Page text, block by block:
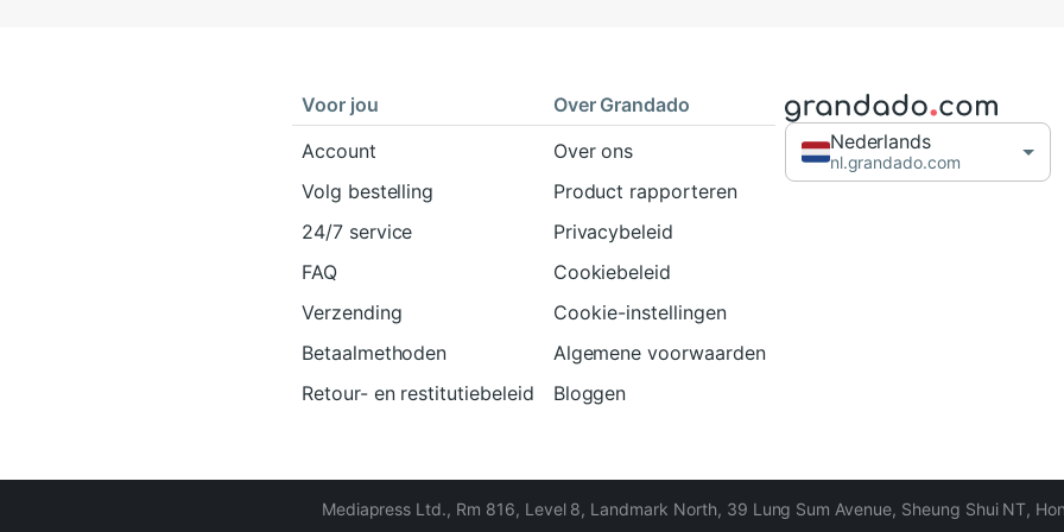
Voor jou
Account
Volg bestelling
24/7 service
FAQ
Verzending
Betaalmethoden
Retour- en restitutiebeleid
Over Grandado
Over ons
Product rapporteren
Privacybeleid
Cookiebeleid
Cookie-instellingen
Algemene voorwaarden
Bloggen
Nederlands
nl.grandado.com
Mediapress Ltd., Rm 816, Level 8, Landmark North, 39 Lung Sum Avenue, Sheung Shui NT,